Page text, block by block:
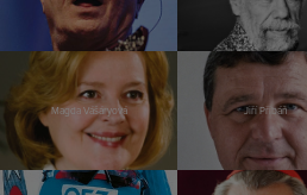
Magda Vášáryová Jiří Přibáň